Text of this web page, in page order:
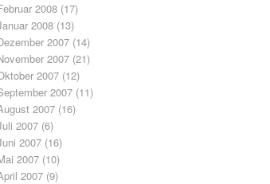
2008 (17)
2008 (13)
2007 (14)
2007 (21)
2007 (12)
2007 (11)
2007 (16)
2007 (6)
2007 (16)
2007 (10)
2007 (9)